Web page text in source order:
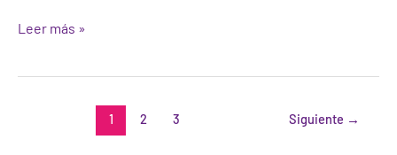
Leer más »
1 2 3 Siguiente →